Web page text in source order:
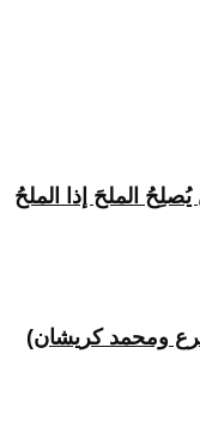
الملحَ إذا الملحُ
ومحمد كريشان)